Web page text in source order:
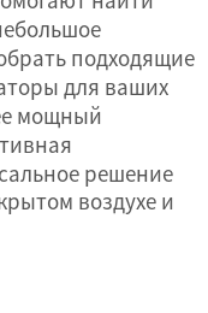
подходящие
для ваших
мощный
решение
воздухе и